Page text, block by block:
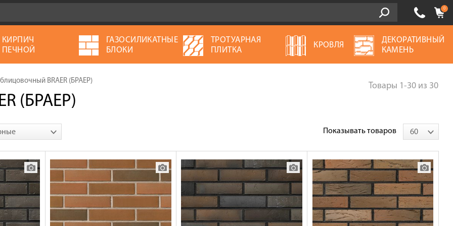
0
КИРПИЧ
ПЕЧНОЙ
ГАЗОСИЛИКАТНЫЕ
БЛОКИ
ТРОТУАРНАЯ
ПЛИТКА
КРОВЛЯ
ДЕКОРАТИВНЫЙ
КАМЕНЬ
BRAER (БРАЕР)
(БРАЕР)
Товары 1-30из 30
Показывать товаров 60